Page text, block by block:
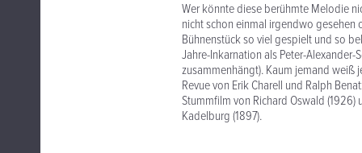
Wer könnte diese berühmte Melodie
nicht schon einmal irgendwo gesehen
Bühnenstück so viel gespielt und so
Jahre-Inkarnation als Peter-
zusammenhängt). Kaum jemand weiß
Revue von Erik Charell und Ralph
Stummfilm von Richard Oswald
Kadelburg (1897).